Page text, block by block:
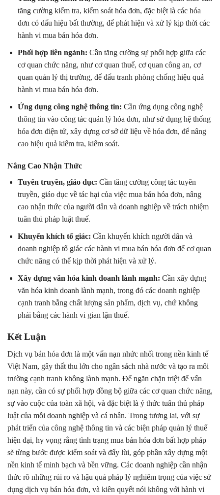
tăng cường kiểm tra, kiểm soát hóa đơn, đặc biệt là các hóa
đơn có dấu hiệu bất thường, để phát hiện và xử lý kịp thời các
hành vi mua bán hóa đơn.
Phối hợp liên ngành: Cần tăng cường sự phối hợp giữa các
cơ quan chức năng, như cơ quan thuế, cơ quan công an, cơ
quan quản lý thị trường, để đấu tranh phòng chống hiệu quả
hành vi mua bán hóa đơn.
Ứng dụng công nghệ thông tin: Cần ứng dụng công nghệ
thông tin vào công tác quản lý hóa đơn, như sử dụng hệ thống
hóa đơn điện tử, xây dựng cơ sở dữ liệu về hóa đơn, để nâng
cao hiệu quả kiểm tra, kiểm soát.
Nâng Cao Nhận Thức
Tuyên truyền, giáo dục: Cần tăng cường công tác tuyên
truyền, giáo dục về tác hại của việc mua bán hóa đơn, nâng
cao nhận thức của người dân và doanh nghiệp về trách nhiệm
tuân thủ pháp luật thuế.
Khuyến khích tố giác: Cần khuyến khích người dân và
doanh nghiệp tố giác các hành vi mua bán hóa đơn để cơ quan
chức năng có thể kịp thời phát hiện và xử lý.
Xây dựng văn hóa kinh doanh lành mạnh: Cần xây dựng
văn hóa kinh doanh lành mạnh, trong đó các doanh nghiệp
cạnh tranh bằng chất lượng sản phẩm, dịch vụ, chứ không
phải bằng các hành vi gian lận thuế.
Kết Luận
Dịch vụ bán hóa đơn là một vấn nạn nhức nhối trong nền kinh tế
Việt Nam, gây thất thu lớn cho ngân sách nhà nước và tạo ra môi
trường cạnh tranh không lành mạnh. Để ngăn chặn triệt để vấn
nạn này, cần có sự phối hợp đồng bộ giữa các cơ quan chức năng,
sự vào cuộc của toàn xã hội, và đặc biệt là ý thức tuân thủ pháp
luật của mỗi doanh nghiệp và cá nhân. Trong tương lai, với sự
phát triển của công nghệ thông tin và các biện pháp quản lý thuế
hiện đại, hy vọng rằng tình trạng mua bán hóa đơn bất hợp pháp
sẽ từng bước được kiểm soát và đẩy lùi, góp phần xây dựng một
nền kinh tế minh bạch và bền vững. Các doanh nghiệp cần nhận
thức rõ những rủi ro và hậu quả pháp lý nghiêm trọng của việc sử
dụng dịch vụ bán hóa đơn, và kiên quyết nói không với hành vi